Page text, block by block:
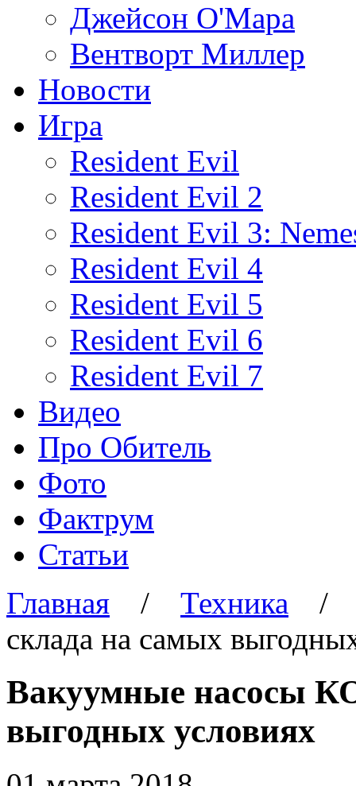
Джейсон О'Мара
Вентворт Миллер
Новости
Игра
Resident Evil
Resident Evil 2
Resident Evil 3:
Resident Evil 4
Resident Evil 5
Resident Evil 6
Resident Evil 7
Видео
Про Обитель
Фото
Фактрум
Статьи
Главная / Техника
склада на самых
Вакуумные насосы
выгодных условиях